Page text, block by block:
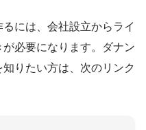
には、会社設立からライ
必要になります。ダナン
りたい方は、次のリンク